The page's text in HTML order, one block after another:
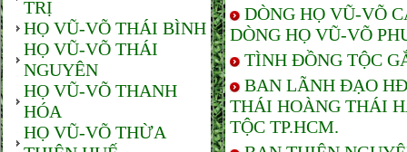
TRỊ
HỌ VŨ-VÕ THÁI BÌNH
HỌ VŨ-VÕ THÁI
NGUYÊN
HỌ VŨ-VÕ THANH
HÓA
HỌ VŨ-VÕ THỪA
DÒNG HỌ VŨ-VÕ
DÒNG HỌ VŨ-VÕ
TÌNH ĐỒNG TỘC
BAN LÃNH ĐẠO
THÁI HOÀNG THÁI
TỘC TP.HCM.